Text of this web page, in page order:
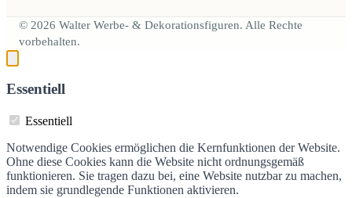
© 2026 Walter Werbe- & Dekorationsfiguren. Alle Rechte
vorbehalten.
Essentiell
Essentiell
Notwendige Cookies ermöglichen die Kernfunktionen der Website.
Ohne diese Cookies kann die Website nicht ordnungsgemäß
funktionieren. Sie tragen dazu bei, eine Website nutzbar zu machen,
indem sie grundlegende Funktionen aktivieren.